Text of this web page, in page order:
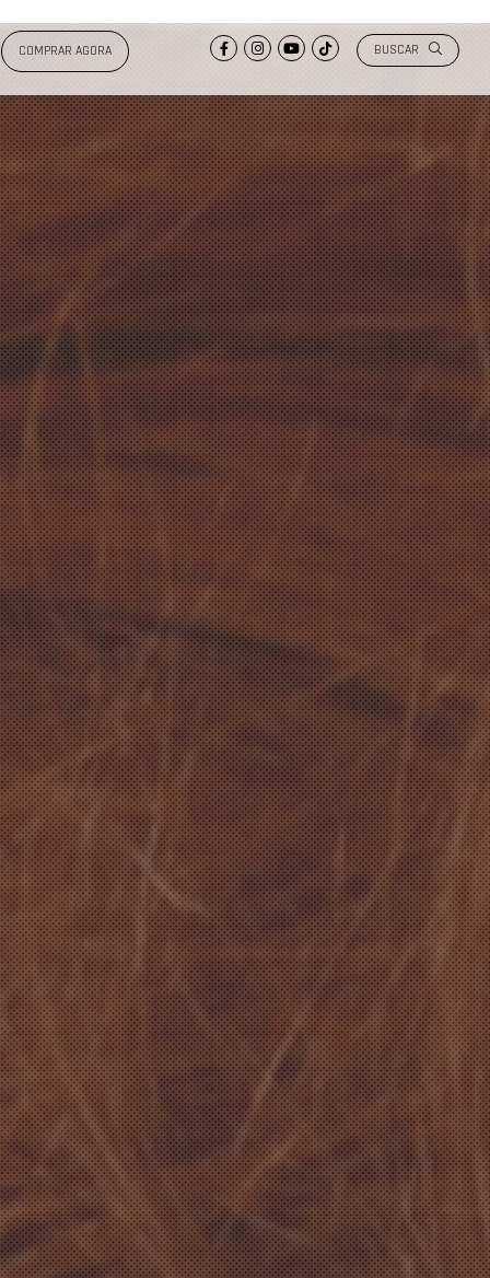
COMPRAR AGORA BUSCAR